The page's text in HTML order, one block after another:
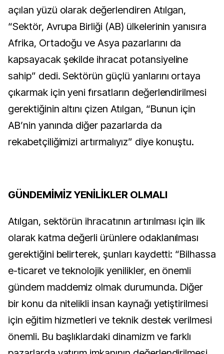
açılan yüzü olarak değerlendiren Atılgan,
“Sektör, Avrupa Birliği (AB) ülkelerinin yanısıra
Afrika, Ortadoğu ve Asya pazarlarını da
kapsayacak şekilde ihracat potansiyeline
sahip” dedi. Sektörün güçlü yanlarını ortaya
çıkarmak için yeni fırsatların değerlendirilmesi
gerektiğinin altını çizen Atılgan, “Bunun için
AB’nin yanında diğer pazarlarda da
rekabetçiliğimizi artırmalıyız” diye konuştu.
GÜNDEMİMİZ YENİLİKLER OLMALI
Atılgan, sektörün ihracatının artırılması için ilk
olarak katma değerli ürünlere odaklanılması
gerektiğini belirterek, şunları kaydetti: “Bilhassa
e-ticaret ve teknolojik yenilikler, en önemli
gündem maddemiz olmak durumunda. Diğer
bir konu da nitelikli insan kaynağı yetiştirilmesi
için eğitim hizmetleri ve teknik destek verilmesi
önemli. Bu başlıklardaki dinamizm ve farklı